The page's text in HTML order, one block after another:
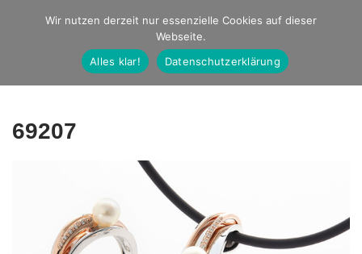
Studio Ernst
Fotografie
69207
Wir nutzen derzeit nur essenzielle Cookies auf dieser
Webseite.
Alles klar!
Datenschutzerklärung